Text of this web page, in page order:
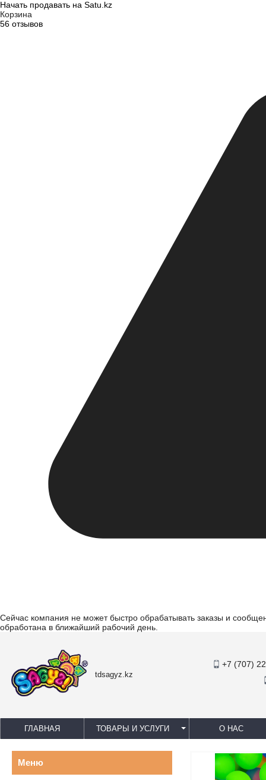
Начать продавать на Satu.kz
Корзина
56 отзывов
Сейчас компания не может быстро обрабатывать заказы и
обработана в ближайший рабочий день.
tdsagyz.kz
+7 (707)
ГЛАВНАЯ ТОВАРЫ И УСЛУГИ О НАС